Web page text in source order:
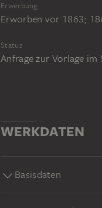
Erwerbung
Erworben vor 1863;
Status
Anfrage zur Vorlage im
WERKDATEN
Basisdaten